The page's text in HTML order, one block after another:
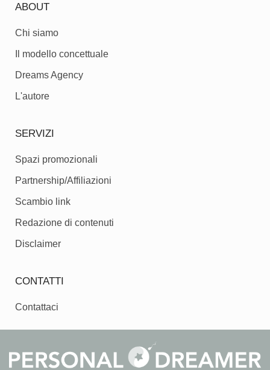
ABOUT
Chi siamo
Il modello concettuale
Dreams Agency
L'autore
SERVIZI
Spazi promozionali
Partnership/Affiliazioni
Scambio link
Redazione di contenuti
Disclaimer
CONTATTI
Contattaci